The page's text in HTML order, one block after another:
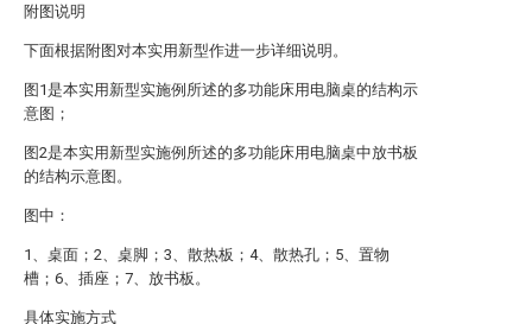
附图说明
下面根据附图对本实用新型作进一步详细说明。
图1是本实用新型实施例所述的多功能床用电脑桌的结构示
意图；
图2是本实用新型实施例所述的多功能床用电脑桌中放书板
的结构示意图。
图中：
1、桌面；2、桌脚；3、散热板；4、散热孔；5、置物
槽；6、插座；7、放书板。
具体实施方式